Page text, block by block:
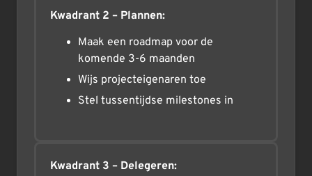
Kwadrant 2 – Plannen:
Maak een roadmap voor de
komende 3-6 maanden
Wijs projecteigenaren toe
Stel tussentijdse milestones in
Kwadrant 3 – Delegeren: